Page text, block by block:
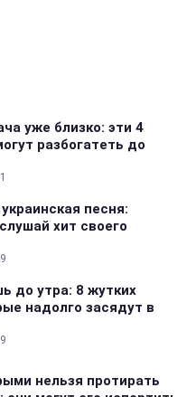
уже близко: эти 4
разбогатеть до
песня:
хит своего
до утра: 8 жутких
надолго засядут в
нельзя протирать